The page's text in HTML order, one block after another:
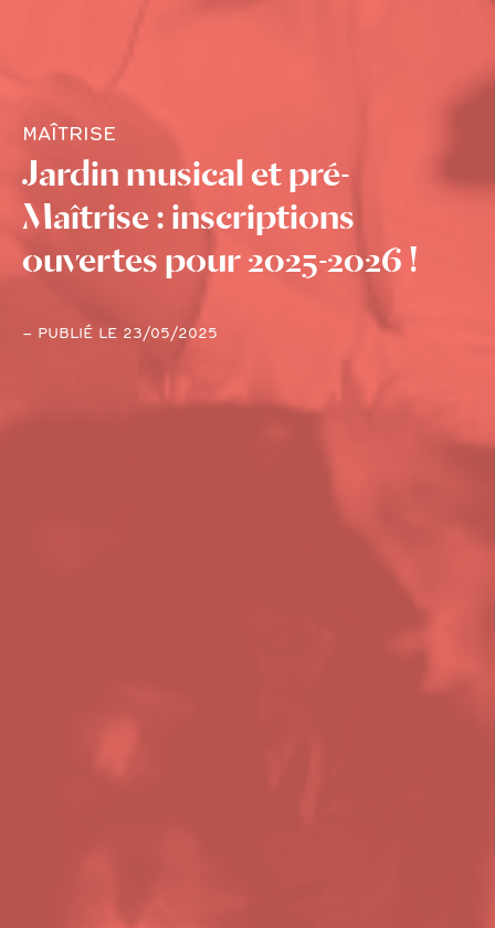
MAÎTRISE
Jardin musical et pré-
Maîtrise : inscriptions
ouvertes pour 2025-2026 !
– PUBLIÉ LE 23/05/2025